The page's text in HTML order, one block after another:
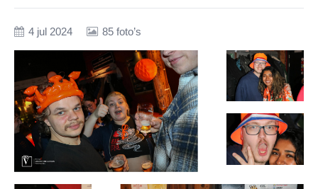
4 jul 2024 85 foto’s